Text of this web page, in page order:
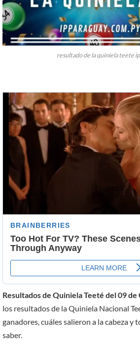
resultado de la quiniela teete
Resultados de Quiniela Teeté del 09
los resultados de la Quiniela Nacional
ganadores, cuáles salieron a la cabeza y
saber.